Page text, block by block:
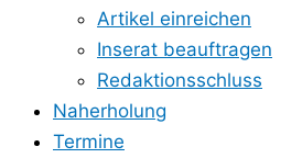
Artikel einreichen
Inserat beauftragen
Redaktionsschluss
Naherholung
Termine